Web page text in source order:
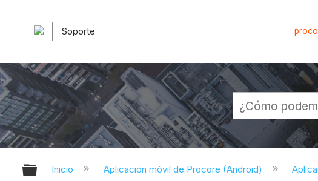
Soporte
Expandir/contraer jerarquía global
Inicio Aplicación móvil de Procore (Android)